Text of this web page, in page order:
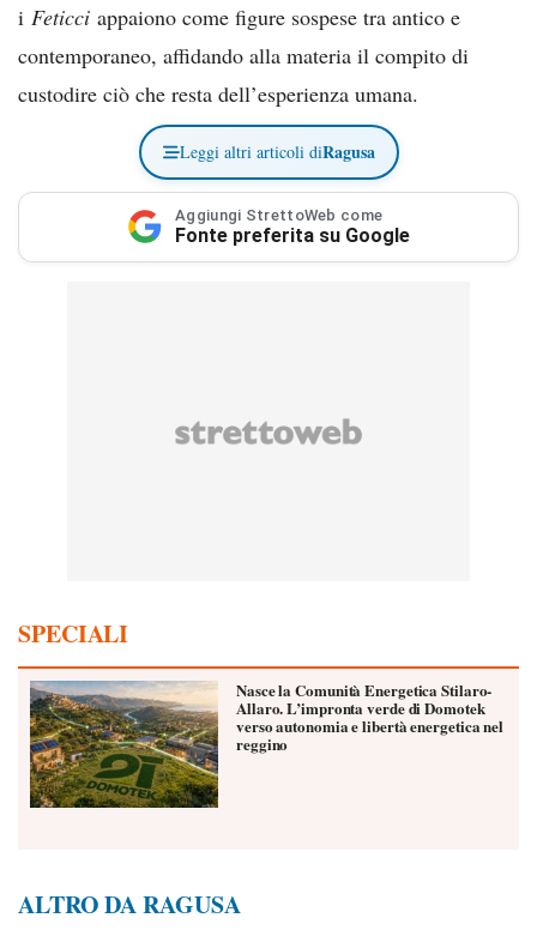
i Feticci appaiono come figure sospese tra antico e
contemporaneo, affidando alla materia il compito di
custodire ciò che resta dell’esperienza umana.
Leggi altri articoli diRagusa
Aggiungi StrettoWeb come
Fonte preferita su Google
SPECIALI
Nasce la Comunità Energetica Stilaro-
Allaro. L’impronta verde di Domotek
verso autonomia e libertà energetica nel
reggino
ALTRO DA RAGUSA